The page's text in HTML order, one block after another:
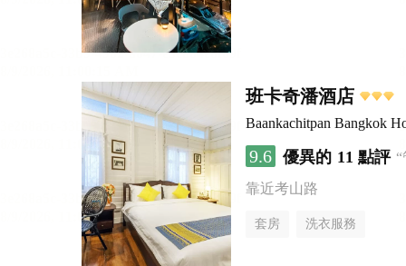
班卡奇潘酒店
Baankachitpan Bangkok
9.6 優異的 11 點評
靠近考山路
套房 洗衣服務